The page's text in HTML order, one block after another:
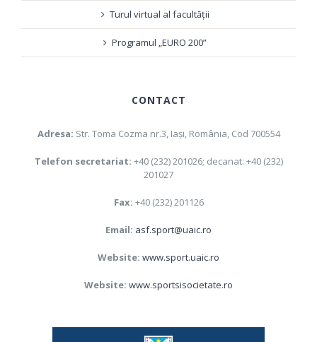
Turul virtual al facultății
Programul „EURO 200”
CONTACT
Adresa: Str. Toma Cozma nr.3, Iaşi, România, Cod 700554
Telefon secretariat: +40 (232) 201026; decanat: +40 (232)
201027
Fax: +40 (232) 201126
Email: asf.sport@uaic.ro
Website: www.sport.uaic.ro
Website: www.sportsisocietate.ro